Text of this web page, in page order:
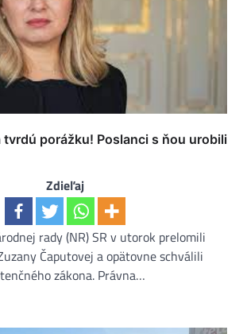
tvrdú porážku! Poslanci s ňou urobili
Zdieľaj
rady (NR) SR v utorok prelomili
Čaputovej a opätovne schválili
zákona. Právna…